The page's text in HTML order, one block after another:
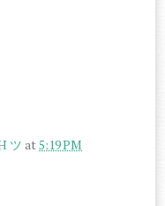
ツat5:19 PM